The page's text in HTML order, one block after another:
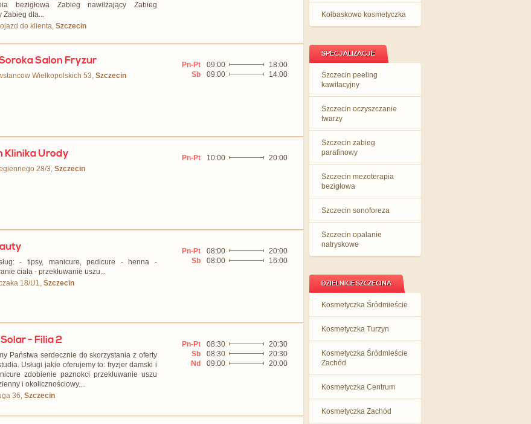
bezigłowa Zabieg nawilżający Zabieg
Zabieg dla...
do klienta, Szczecin
Salon Fryzur
Wielkopolskich 53, Szczecin
Pn-Pt 09:00
18:00
Sb
09:00 14:00
Klinika Urody
28/3, Szczecin
Pn-Pt 10:00 20:00
- tipsy, manicure, pedicure - henna -
ciała - przekłuwanie uszu...
18/U1, Szczecin
Pn-Pt 08:00
20:00
Sb
08:00 16:00
- Filia 2
Państwa serdecznie do skorzystania z oferty
Usługi jakie oferujemy to: fryzjer damski i
zdobienie paznokci przekłuwanie uszu
i okolicznościowy....
36, Szczecin
Pn-Pt 08:30
20:30
Sb
08:30
20:30
Nd
09:00 20:00
Kołbaskowo kosmetyczka
SPECJALIZACJE
Szczecin peeling
kawitacyjny
Szczecin oczyszczanie
twarzy
Szczecin zabieg
parafinowy
Szczecin mezoterapia
bezigłowa
Szczecin sonoforeza
Szczecin opalanie
natryskowe
DZIELNICE SZCZECINA
Kosmetyczka Śródmieście
Kosmetyczka Turzyn
Kosmetyczka Śródmieście
Zachód
Kosmetyczka Centrum
Kosmetyczka Zachód